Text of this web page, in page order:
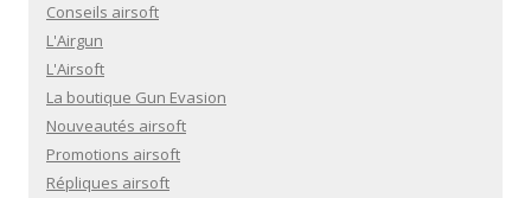
Conseils airsoft
L'Airgun
L'Airsoft
La boutique Gun Evasion
Nouveautés airsoft
Promotions airsoft
Répliques airsoft